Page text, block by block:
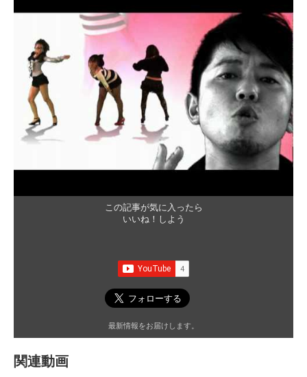
この記事が気に入ったら
いいね！しよう
最新情報をお届けします。
関連動画